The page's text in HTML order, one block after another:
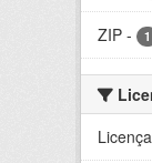
ZIP - 1